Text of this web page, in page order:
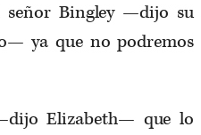
señor Bingley —dijo su
ya que no podremos
Elizabeth— que lo